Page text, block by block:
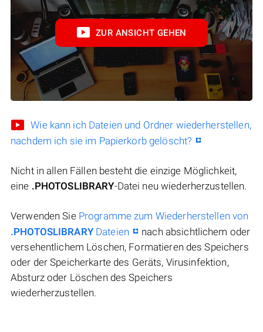
ZUR ANSICHT GEHEN
Wie kann ich Dateien und Ordner wiederherstellen,
nachdem ich sie im Papierkorb gelöscht?
Nicht in allen Fällen besteht die einzige Möglichkeit,
eine .PHOTOSLIBRARY-Datei neu wiederherzustellen.
Verwenden Sie Programme zum Wiederherstellen von
.PHOTOSLIBRARYDateien
nach absichtlichem oder
versehentlichem Löschen, Formatieren des Speichers
oder der Speicherkarte des Geräts, Virusinfektion,
Absturz oder Löschen des Speichers
wiederherzustellen.